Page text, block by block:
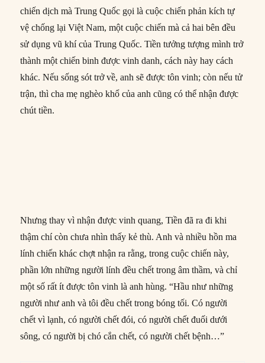
chiến dịch mà Trung Quốc gọi là cuộc chiến phản kích tự
vệ chống lại Việt Nam, một cuộc chiến mà cả hai bên đều
sử dụng vũ khí của Trung Quốc. Tiền tưởng tượng mình trở
thành một chiến binh được vinh danh, cách này hay cách
khác. Nếu sống sót trở về, anh sẽ được tôn vinh; còn nếu tử
trận, thì cha mẹ nghèo khổ của anh cũng có thể nhận được
chút tiền.
Nhưng thay vì nhận được vinh quang, Tiền đã ra đi khi
thậm chí còn chưa nhìn thấy kẻ thù. Anh và nhiều hồn ma
lính chiến khác chợt nhận ra rằng, trong cuộc chiến này,
phần lớn những người lính đều chết trong âm thầm, và chỉ
một số rất ít được tôn vinh là anh hùng. “Hầu như những
người như anh và tôi đều chết trong bóng tối. Có người
chết vì lạnh, có người chết đói, có người chết đuối dưới
sông, có người bị chó cắn chết, có người chết bệnh…”